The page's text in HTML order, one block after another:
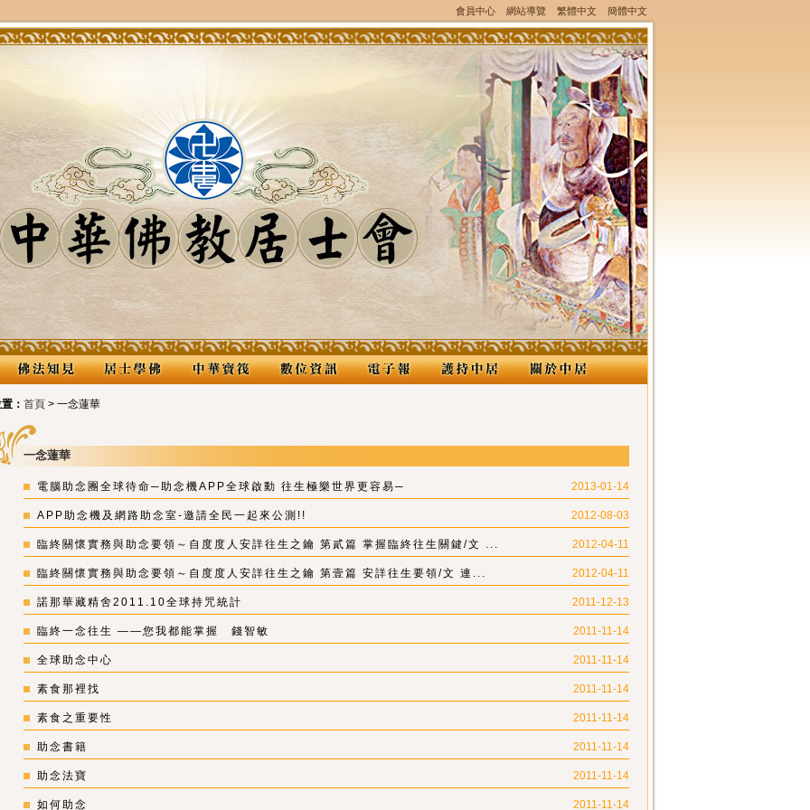
會員中心 網站導覽 繁體中文 簡體中文
： 首頁 > 一念蓮華
一念蓮華
電腦助念團全球待命─助念機APP全球啟動 往生極樂世界更容易─ 2013-01-14
APP助念機及網路助念室-邀請全民一起來公測!! 2012-08-03
臨終關懷實務與助念要領～自度度人安詳往生之鑰 第貳篇 掌握臨終往生關鍵/文 ... 2012-04-11
臨終關懷實務與助念要領～自度度人安詳往生之鑰 第壹篇 安詳往生要領/文 連... 2012-04-11
諾那華藏精舍2011.10全球持咒統計 2011-12-13
臨終一念往生 ――您我都能掌握 錢智敏 2011-11-14
全球助念中心 2011-11-14
素食那裡找 2011-11-14
素食之重要性 2011-11-14
助念書籍 2011-11-14
助念法寶 2011-11-14
如何助念 2011-11-14